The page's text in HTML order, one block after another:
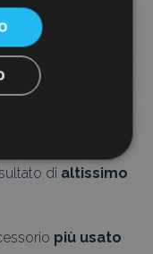
rimane un
.
di altissimo
più usato